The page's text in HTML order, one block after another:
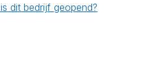
dit bedrijf geopend?